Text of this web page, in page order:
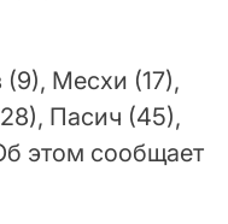
Месхи (17),
Пасич (45),
этом сообщает